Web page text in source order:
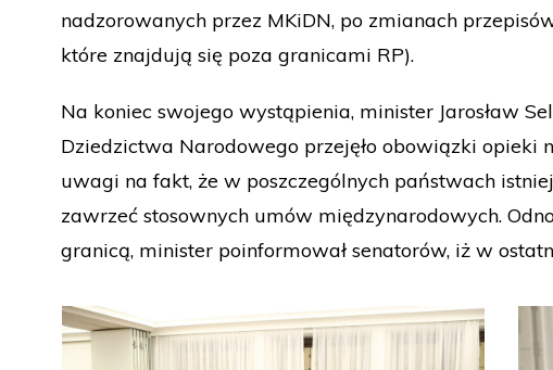
nadzorowanych przez MKiDN, po zmianach
które znajdują się poza granicami RP).
Na koniec swojego wystąpienia, minister Jarosław
Dziedzictwa Narodowego przejęło obowiązki
uwagi na fakt, że w poszczególnych państwach
zawrzeć stosownych umów międzynarodowych.
granicą, minister poinformował senatorów, iż w